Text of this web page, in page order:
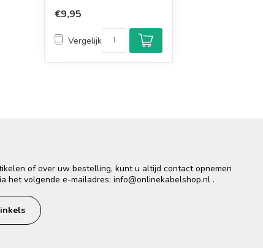
€9,95
Vergelijk
of over uw bestelling, kunt u altijd contact opnemen
het volgende e-mailadres: info@onlinekabelshop.nl .